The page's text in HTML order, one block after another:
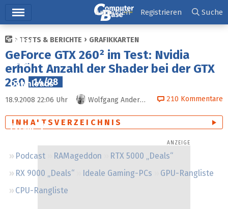
Ticker
Tests
Downloads
Preisvergleich
Forum
Podcast RAMageddon
RTX 5000 „Deals“
RX 9000 „Deals“
Ideale Gaming-PCs
GPU-Rangliste
CPU-Rangliste
Anmelden Registrieren Suche
TESTS & BERICHTE GRAFIKKARTEN
GeForce GTX 260² im Test: Nvidia
erhöht Anzahl der Shader bei der GTX
260
14/28
18.9.2008 22:06 Uhr Wolfgang Andermahr 210 Kommentare
INHALTSVERZEICHNIS